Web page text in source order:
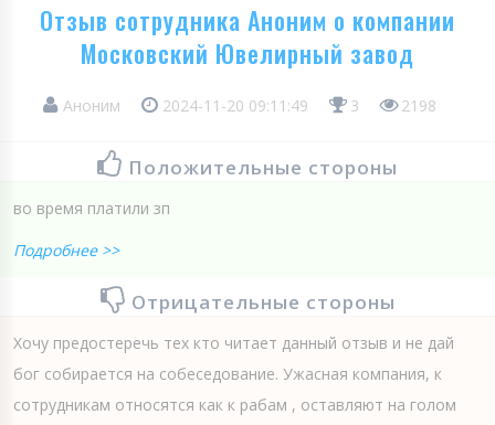
Отзыв сотрудника Аноним о компании
Московский Ювелирный завод
Аноним 2024-11-20 09:11:49 3 2198
Положительные стороны
во время платили зп
Подробнее >>
Отрицательные стороны
Хочу предостеречь тех кто читает данный отзыв и не дай
бог собирается на собеседование. Ужасная компания, к
сотрудникам относятся как к рабам , оставляют на голом